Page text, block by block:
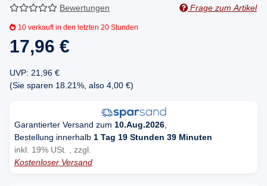
Bewertungen Frage zum Artikel
10 verkauft in den letzten 20 Stunden
17,96 €
UVP: 21,96 €
(Sie sparen 18.21% , also 4,00 €)
Garantierter Versand zum 10.Aug.2026
Bestellung innerhalb 1 Tag 19 Stunden 39 Minuten
inkl. 19% USt. , zzgl.
Kostenloser Versand